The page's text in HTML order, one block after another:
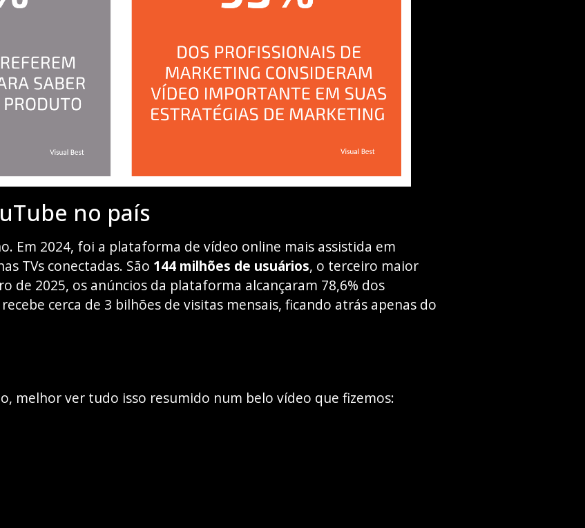
no país
Em 2024, foi a plataforma de vídeo online mais assistida em
TVs conectadas. São 144 milhões de usuários, o terceiro maior
de 2025, os anúncios da plataforma alcançaram 78,6% dos
cerca de 3 bilhões de visitas mensais, ficando atrás apenas do
melhor ver tudo isso resumido num belo vídeo que fizemos: